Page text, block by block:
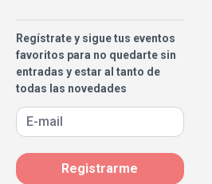
Regístrate y sigue tus eventos
favoritos para no quedarte sin
entradas y estar al tanto de
todas las novedades
Registrarme